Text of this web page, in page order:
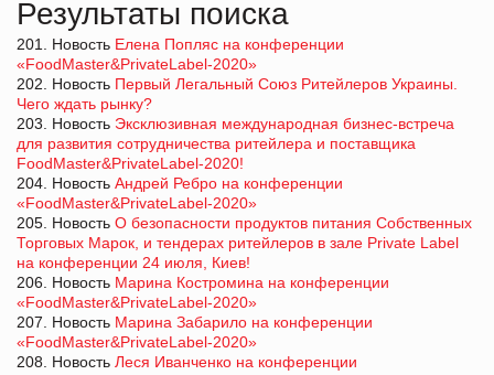
Результаты поиска
201. Новость Елена Попляс на конференции
«FoodMaster&PrivateLabel-2020»
202. Новость Первый Легальный Союз Ритейлеров Украины.
Чего ждать рынку?
203. Новость Эксклюзивная международная бизнес-встреча
для развития сотрудничества ритейлера и поставщика
FoodMaster&PrivateLabel-2020!
204. Новость Андрей Ребро на конференции
«FoodMaster&PrivateLabel-2020»
205. Новость О безопасности продуктов питания Собственных
Торговых Марок, и тендерах ритейлеров в зале Private Label
на конференции 24 июля, Киев!
206. Новость Марина Костромина на конференции
«FoodMaster&PrivateLabel-2020»
207. Новость Марина Забарило на конференции
«FoodMaster&PrivateLabel-2020»
208. Новость Леся Иванченко на конференции